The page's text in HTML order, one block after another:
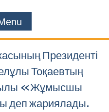
Президенті
Тоқаевтың
«Жұмысшы
деп жариялады.